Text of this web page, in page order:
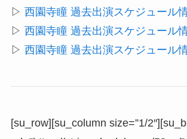
▷ 西園寺瞳 過去出演スケジュール
▷ 西園寺瞳 過去出演スケジュール
▷ 西園寺瞳 過去出演スケジュール
[su_row][su_column size=”1/